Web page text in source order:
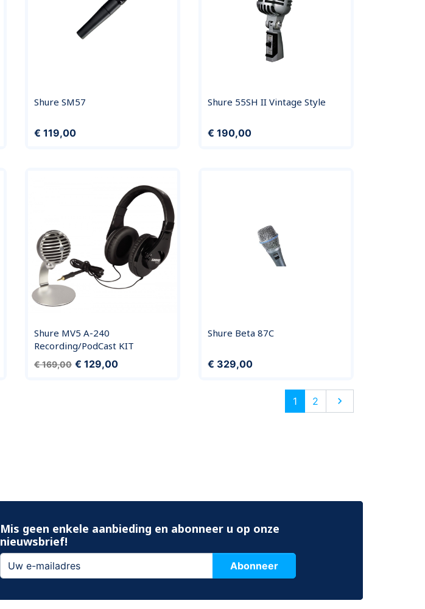
Shure SM57
Prijs
€ 119,00
Shure 55SH II Vintage Style
Prijs
€ 190,00
Shure MV5 A-240
Recording/PodCast KIT
Normale prijs
€ 169,00 Prijs
€ 129,00
Shure Beta 87C
Prijs
€ 329,00
1 2 Volgende

Mis geen enkele aanbieding en abonneer u op onze
nieuwsbrief!
Abonneer